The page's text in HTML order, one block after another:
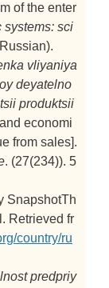
of the enter
systems: sci
vliyaniya
deyatelno
produktsii
economi
from sales].
. (27(234)). 5
SnapshotTh
Retrieved fr
country/ru
predpriy